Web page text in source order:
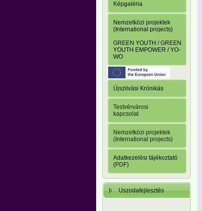
Képgaléria
Nemzetközi projektek
(International projects)
GREEN YOUTH / GREEN
YOUTH EMPOWER / YO-
WO
Újszilvási Krónikás
Testvérvárosi
kapcsolat
Nemzetközi projektek
(International projects)
Adatkezelési tájékoztató
(PDF)
Uszodafejlesztés